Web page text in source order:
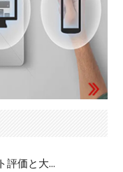
CNC Tech 国产線維コンポーネント評価と大量生産適合ガイド